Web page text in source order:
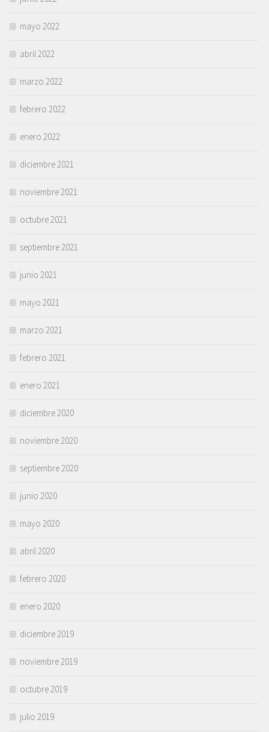
mayo 2022
abril 2022
marzo 2022
febrero 2022
enero 2022
diciembre 2021
noviembre 2021
octubre 2021
septiembre 2021
junio 2021
mayo 2021
marzo 2021
febrero 2021
enero 2021
diciembre 2020
noviembre 2020
septiembre 2020
junio 2020
mayo 2020
abril 2020
febrero 2020
enero 2020
diciembre 2019
noviembre 2019
octubre 2019
julio 2019